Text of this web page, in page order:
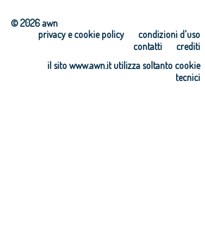
© 2026 awn
condizioni d'uso
privacy e cookie policy
crediti
contatti
il sito www.awn.it utilizza soltanto cookie
tecnici